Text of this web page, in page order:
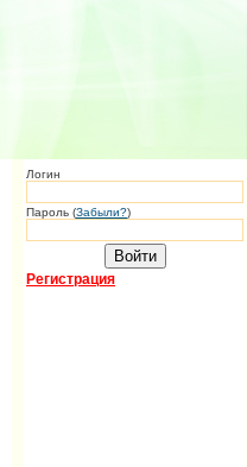
Логин
Пароль (Забыли?)
Регистрация